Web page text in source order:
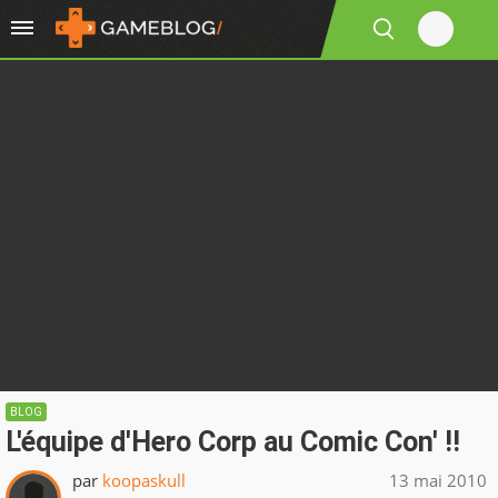
BLOG
L'équipe d'Hero Corp au Comic Con' !!
par koopaskull 13 mai 2010